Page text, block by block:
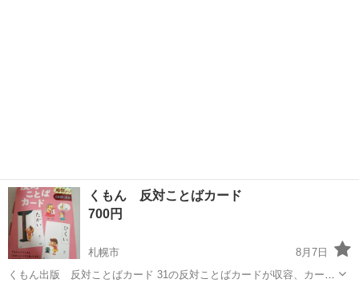
くもん 反対ことばカード
700円
札幌市
8月7日
くもん出版 反対ことばカード 31の反対ことばカードが収容、カード